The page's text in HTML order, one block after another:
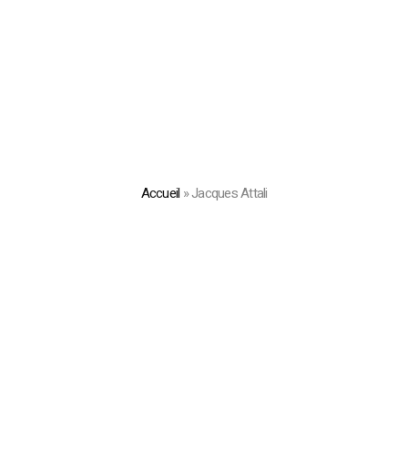
Accueil »Jacques Attali